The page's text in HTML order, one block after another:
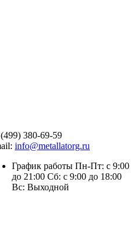
380-69-59
info@metallatorg.ru
График работы Пн-Пт: с 9:00
до 21:00 Сб: с 9:00 до 18:00
Вс: Выходной